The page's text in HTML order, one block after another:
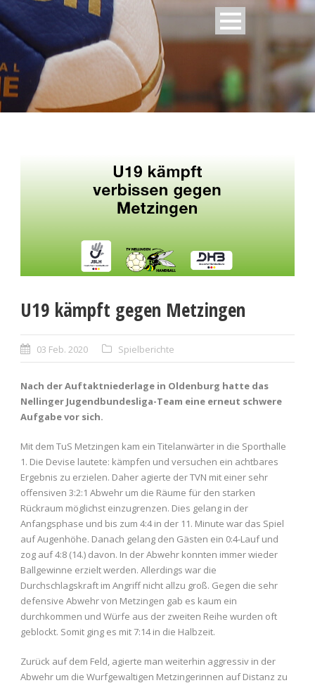
U19 kämpft gegen Metzingen
03 Feb. 2020 Spielberichte
Nach der Auftaktniederlage in Oldenburg hatte das
Nellinger Jugendbundesliga-Team eine erneut schwere
Aufgabe vor sich.
Mit dem TuS Metzingen kam ein Titelanwärter in die Sporthalle
1. Die Devise lautete: kämpfen und versuchen ein achtbares
Ergebnis zu erzielen. Daher agierte der TVN mit einer sehr
offensiven 3:2:1 Abwehr um die Räume für den starken
Rückraum möglichst einzugrenzen. Dies gelang in der
Anfangsphase und bis zum 4:4 in der 11. Minute war das Spiel
auf Augenhöhe. Danach gelang den Gästen ein 0:4-Lauf und
zog auf 4:8 (14.) davon. In der Abwehr konnten immer wieder
Ballgewinne erzielt werden. Allerdings war die
Durchschlagskraft im Angriff nicht allzu groß. Gegen die sehr
defensive Abwehr von Metzingen gab es kaum ein
durchkommen und Würfe aus der zweiten Reihe wurden oft
geblockt. Somit ging es mit 7:14 in die Halbzeit.
Zurück auf dem Feld, agierte man weiterhin aggressiv in der
Abwehr um die Wurfgewaltigen Metzingerinnen auf Distanz zu